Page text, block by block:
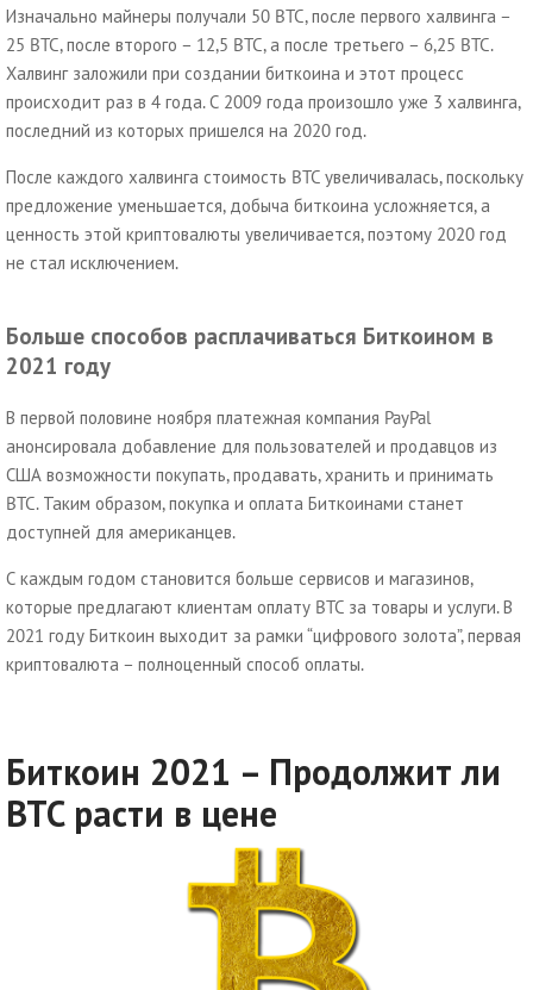
Изначально майнеры получали 50 BTC, после первого халвинга –
25 BTC, после второго – 12,5 BTC, а после третьего – 6,25 BTC.
Халвинг заложили при создании биткоина и этот процесс
происходит раз в 4 года. С 2009 года произошло уже 3 халвинга,
последний из которых пришелся на 2020 год.
После каждого халвинга стоимость BTC увеличивалась, поскольку
предложение уменьшается, добыча биткоина усложняется, а
ценность этой криптовалюты увеличивается, поэтому 2020 год
не стал исключением.
Больше способов расплачиваться Биткоином в
2021 году
В первой половине ноября платежная компания PayPal
анонсировала добавление для пользователей и продавцов из
США возможности покупать, продавать, хранить и принимать
BTC. Таким образом, покупка и оплата Биткоинами станет
доступней для американцев.
С каждым годом становится больше сервисов и магазинов,
которые предлагают клиентам оплату BTC за товары и услуги. В
2021 году Биткоин выходит за рамки “цифрового золота”, первая
криптовалюта – полноценный способ оплаты.
Биткоин 2021 – Продолжит ли
BTC расти в цене